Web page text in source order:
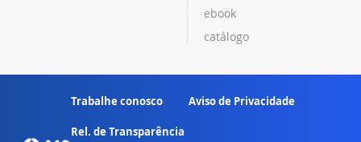
ebook
catálogo
Trabalhe conosco Aviso de Privacidade
Rel. de Transparência